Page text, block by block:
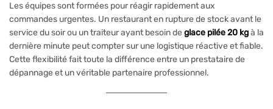
Les équipes sont formées pour réagir rapidement aux
commandes urgentes. Un restaurant en rupture de stock avant le
service du soir ou un traiteur ayant besoin de glace pilée 20 kgà la
dernière minute peut compter sur une logistique réactive et fiable.
Cette flexibilité fait toute la différence entre un prestataire de
dépannage et un véritable partenaire professionnel.